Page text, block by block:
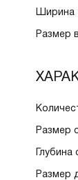
Ширина
Размер
Размер
Размер